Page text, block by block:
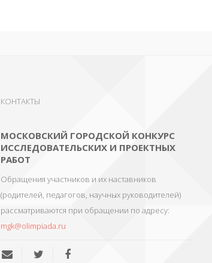
КОНТАКТЫ
МОСКОВСКИЙ ГОРОДСКОЙ КОНКУРС
ИССЛЕДОВАТЕЛЬСКИХ И ПРОЕКТНЫХ
РАБОТ
Обращения участников и их наставников
(родителей, педагогов, научных руководителей)
рассматриваются при обращении по адресу:
mgk@olimpiada.ru